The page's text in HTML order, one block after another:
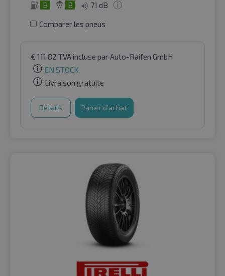
B B 71 dB
Comparer les pneus
€ 111.82 TVA incluse par Auto-Raifen GmbH
EN STOCK
Livraison gratuite
Détails Panier d'achat